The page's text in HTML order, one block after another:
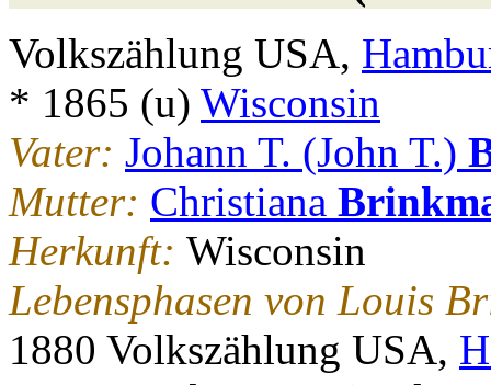
Volkszählung USA,
* 1865 (u) Wisconsin
Vater: Johann T. (John T.)
Mutter: Christiana
Herkunft: Wisconsin
Lebensphasen von Louis
1880 Volkszählung USA,